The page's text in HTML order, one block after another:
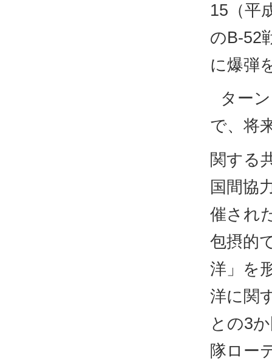
15（平
のB-52
に爆弾
ター
で、将
関する
国間協
催され
包摂的
洋」を
洋に関
との3
隊ロー